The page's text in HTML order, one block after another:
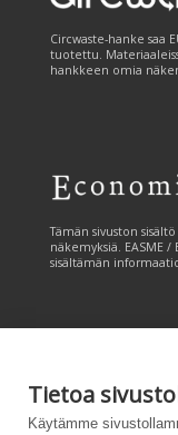
Tietoa
Käytämme
Circwaste-hanke saa
tuotettu.
hankkeen omia
Tämän sivuston
näkemyksiä. EASME
sisältämän
Tämän sivuston